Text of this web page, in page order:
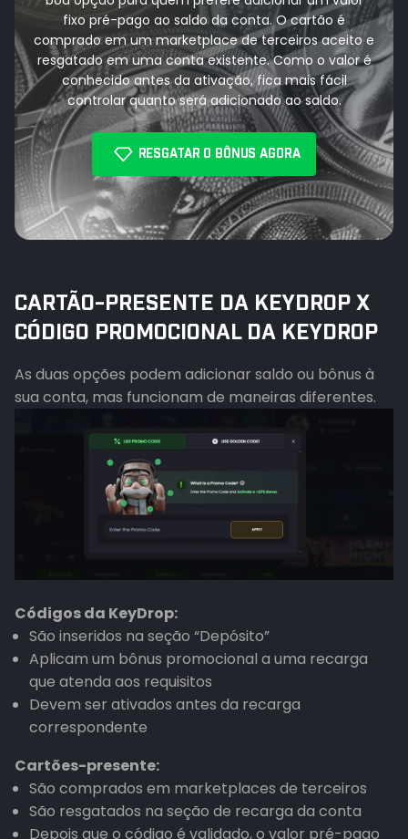
fixo pré-pago ao saldo da conta. O cartão é
comprado em um marketplace de terceiros aceito e
resgatado em uma conta existente. Como o valor é
conhecido antes da ativação, fica mais fácil
controlar quanto será adicionado ao saldo.
RESGATAR O BÔNUS AGORA
CARTÃO-PRESENTE DA KEYDROP X
CÓDIGO PROMOCIONAL DA KEYDROP
As duas opções podem adicionar saldo ou bônus à
sua conta, mas funcionam de maneiras diferentes.
Códigos da KeyDrop:
São inseridos na seção “Depósito”
Aplicam um bônus promocional a uma recarga
que atenda aos requisitos
Devem ser ativados antes da recarga
correspondente
Cartões-presente:
São comprados em marketplaces de terceiros
São resgatados na seção de recarga da conta
Depois que o código é validado, o valor pré-pago